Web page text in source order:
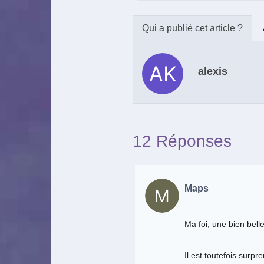
alexis
12 Réponses
Maps
Ma foi, une bien
Il est toutefois